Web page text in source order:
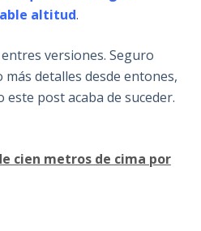
altitud.
versiones. Seguro
detalles desde entones,
post acaba de suceder.
cien metros de cima por